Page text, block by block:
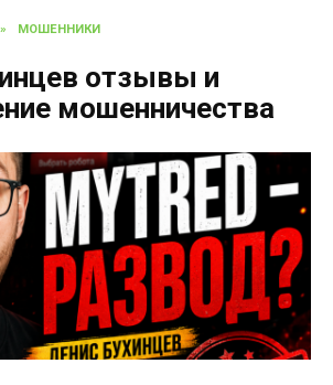
» МОШЕННИКИ
отзывы и
мошенничества